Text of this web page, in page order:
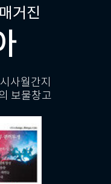
거진
사월간지
보물창고